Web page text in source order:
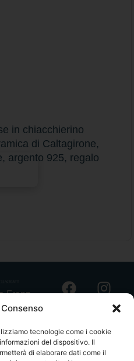
tecnologie come i cookie
del dispositivo. Il
di elaborare dati come il
in chiacchierino
di Caltagirone,
argento 925, regalo
Franz
15
+39